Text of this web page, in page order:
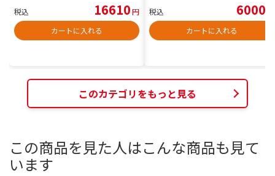
税込 16610円
カートに入れる
税込 6000
カートに入れる
このカテゴリをもっと見る
この商品を見た人はこんな商品も見て
います